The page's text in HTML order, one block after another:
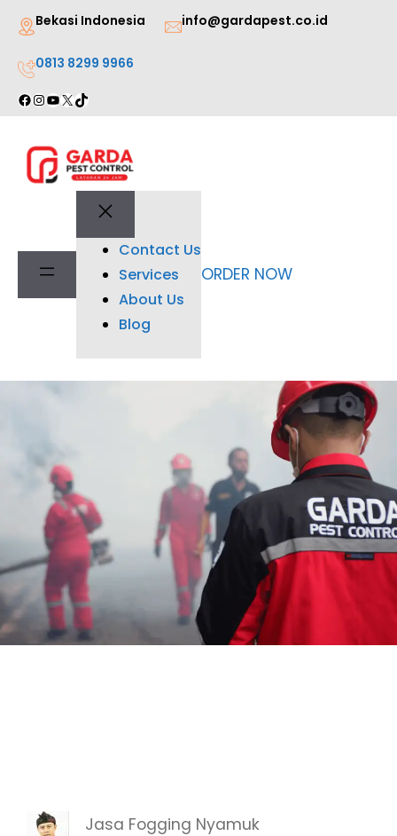
Lewati
konten
Bekasi Indonesia info@gardapest.co.id
0813 8299 9966
Facebook
Instagram
YouTube
X TikTok
Contact Us
Services
About Us
Blog
ORDER NOW
Jasa Fogging Nyamuk